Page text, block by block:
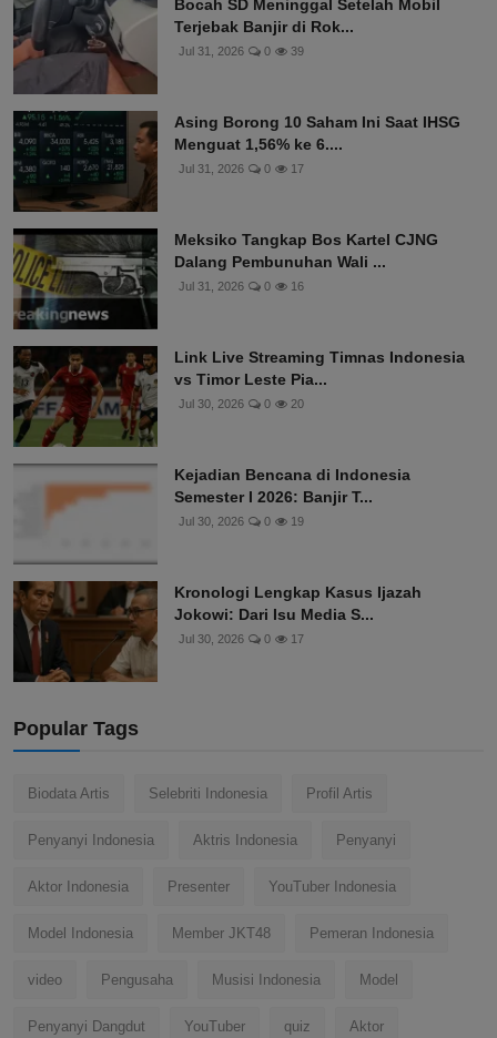
Bocah SD Meninggal Setelah Mobil
Terjebak Banjir di Rok...
Jul 31, 2026 0 39
Asing Borong 10 Saham Ini Saat IHSG
Menguat 1,56% ke 6....
Jul 31, 2026 0 17
Meksiko Tangkap Bos Kartel CJNG
Dalang Pembunuhan Wali ...
Jul 31, 2026 0 16
Link Live Streaming Timnas Indonesia
vs Timor Leste Pia...
Jul 30, 2026 0 20
Kejadian Bencana di Indonesia
Semester I 2026: Banjir T...
Jul 30, 2026 0 19
Kronologi Lengkap Kasus Ijazah
Jokowi: Dari Isu Media S...
Jul 30, 2026 0 17
Popular Tags
Biodata Artis Selebriti Indonesia Profil Artis
Penyanyi Indonesia Aktris Indonesia Penyanyi
Aktor Indonesia Presenter YouTuber Indonesia
Model Indonesia Member JKT48 Pemeran Indonesia
video Pengusaha Musisi Indonesia Model
Penyanyi Dangdut YouTuber quiz Aktor